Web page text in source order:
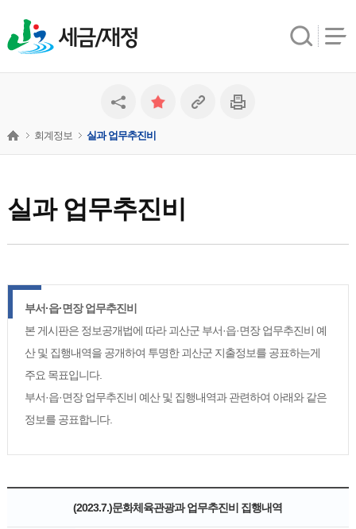
세금/재정
실과 업무추진비
회계정보 실과 업무추진비
부서·읍·면장 업무추진비
본 게시판은 정보공개법에 따라 괴산군 부서·읍·면장 업무추진비 예
산 및 집행내역을 공개하여 투명한 괴산군 지출정보를 공표하는게
주요 목표입니다.
부서·읍·면장 업무추진비 예산 및 집행내역과 관련하여 아래와 같은
정보를 공표합니다.
(2023.7.)문화체육관광과 업무추진비 집행내역